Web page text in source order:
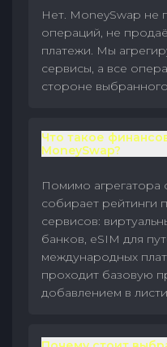
Нет. MoneySwap не
операций, не
платежи. Мы
сервисы, а все
стороне
Что такое
MoneySwap?
Помимо агрегатора
собирает рейтинги
сервисов:
банков, eSIM для
международных
проходит базовую
добавлением в